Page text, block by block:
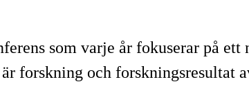
som varje år fokuserar på
forskning och forskningsresultat